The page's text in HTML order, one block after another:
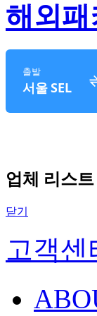
해외패
업체 리스트
닫기
고객센